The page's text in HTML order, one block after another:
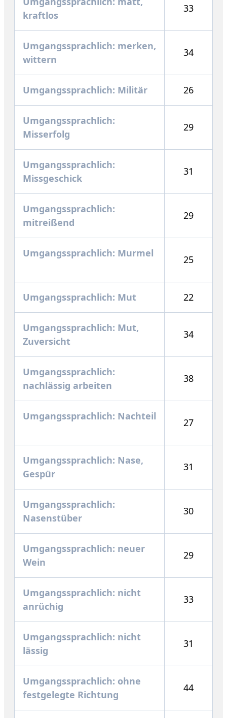
kraftlos
33
Umgangssprachlich: merken,
wittern
34
Umgangssprachlich: Militär 26
Umgangssprachlich:
Misserfolg
29
Umgangssprachlich:
Missgeschick
31
Umgangssprachlich:
mitreißend
29
Umgangssprachlich: Murmel
25
Umgangssprachlich: Mut 22
Umgangssprachlich: Mut,
Zuversicht
34
Umgangssprachlich:
nachlässig arbeiten
38
Umgangssprachlich: Nachteil
27
Umgangssprachlich: Nase,
Gespür
31
Umgangssprachlich:
Nasenstüber
30
Umgangssprachlich: neuer
Wein
29
Umgangssprachlich: nicht
anrüchig
33
Umgangssprachlich: nicht
lässig
31
Umgangssprachlich: ohne
festgelegte Richtung
44